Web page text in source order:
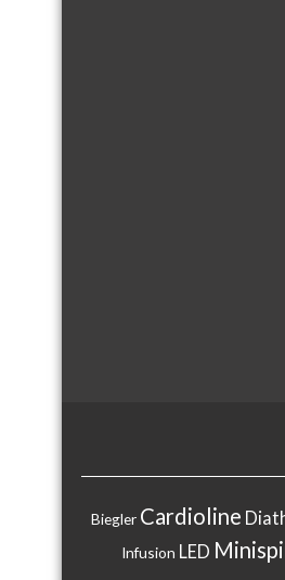
Biegler Cardioline
Infusion LED